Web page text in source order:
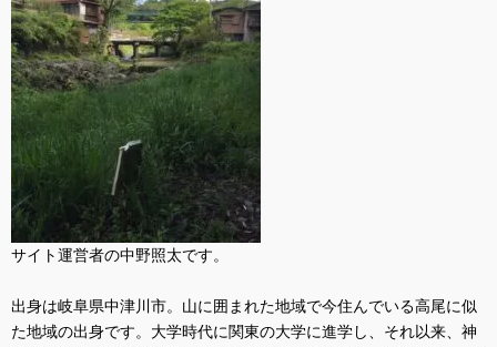
サイト運営者の中野照太です。
出身は岐阜県中津川市。山に囲まれた地域で今住んでいる高尾に似
た地域の出身です。大学時代に関東の大学に進学し、それ以来、神